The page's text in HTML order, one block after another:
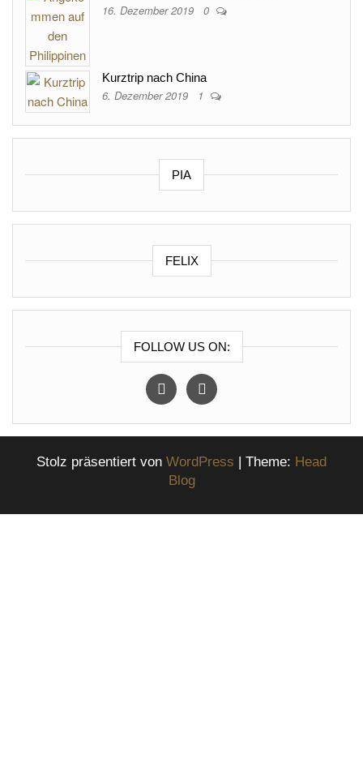
16. Dezember 2019 0
Kurztrip nach China
6. Dezember 2019 1
PIA
FELIX
FOLLOW US ON:
instagramfacebook
Stolz präsentiert von WordPress | Theme: Head
Blog